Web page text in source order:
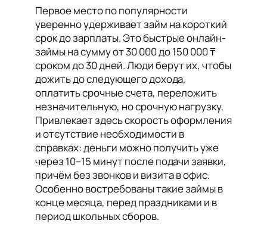
Первое место по популярности
уверенно удерживает займ на короткий
срок до зарплаты. Это быстрые онлайн-
займы на сумму от 30 000 до 150 000 ₸
сроком до 30 дней. Люди берут их, чтобы
дожить до следующего дохода,
оплатить срочные счета, переложить
незначительную, но срочную нагрузку.
Привлекает здесь скорость оформления
и отсутствие необходимости в
справках: деньги можно получить уже
через 10–15 минут после подачи заявки,
причём без звонков и визита в офис.
Особенно востребованы такие займы в
конце месяца, перед праздниками и в
период школьных сборов.